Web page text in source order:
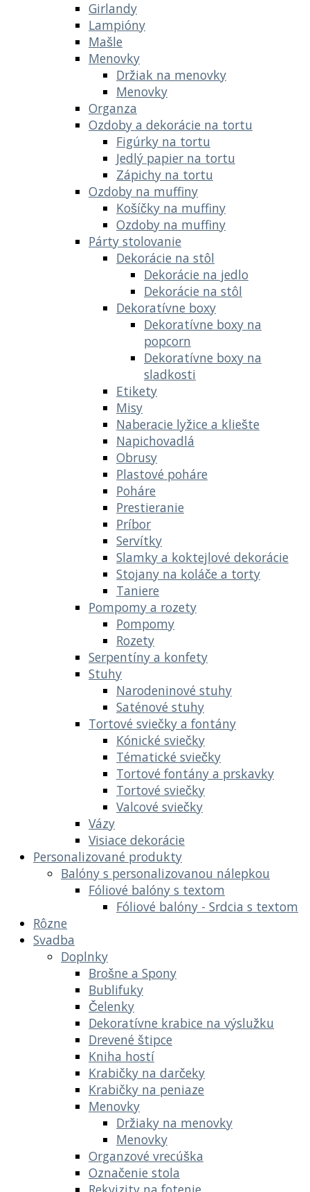
Girlandy
Lampióny
Mašle
Menovky
Držiak na menovky
Menovky
Organza
Ozdoby a dekorácie na tortu
Figúrky na tortu
Jedlý papier na tortu
Zápichy na tortu
Ozdoby na muffiny
Košíčky na muffiny
Ozdoby na muffiny
Párty stolovanie
Dekorácie na stôl
Dekorácie na jedlo
Dekorácie na stôl
Dekoratívne boxy
Dekoratívne boxy na
popcorn
Dekoratívne boxy na
sladkosti
Etikety
Misy
Naberacie lyžice a kliešte
Napichovadlá
Obrusy
Plastové poháre
Poháre
Prestieranie
Príbor
Servítky
Slamky a koktejlové dekorácie
Stojany na koláče a torty
Taniere
Pompomy a rozety
Pompomy
Rozety
Serpentíny a konfety
Stuhy
Narodeninové stuhy
Saténové stuhy
Tortové sviečky a fontány
Kónické sviečky
Tématické sviečky
Tortové fontány a prskavky
Tortové sviečky
Valcové sviečky
Vázy
Visiace dekorácie
Personalizované produkty
Balóny s personalizovanou nálepkou
Fóliové balóny s textom
Fóliové balóny - Srdcia s textom
Rôzne
Svadba
Doplnky
Brošne a Spony
Bublifuky
Čelenky
Dekoratívne krabice na výslužku
Drevené štipce
Kniha hostí
Krabičky na darčeky
Krabičky na peniaze
Menovky
Držiaky na menovky
Menovky
Organzové vrecúška
Označenie stola